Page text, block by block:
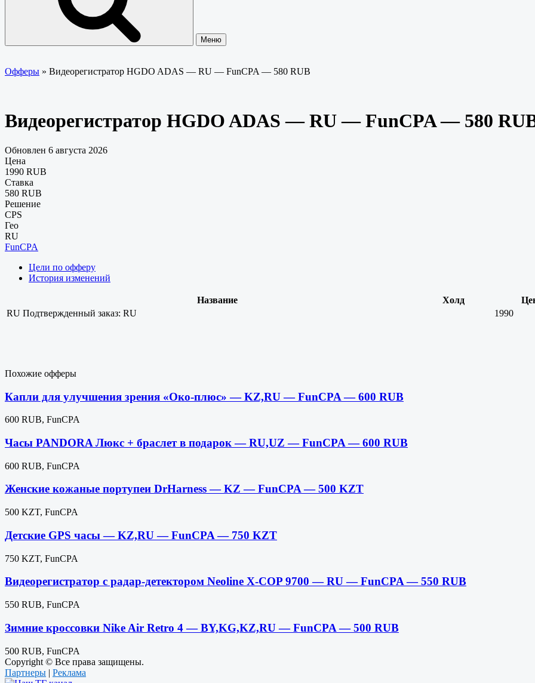
Меню
Офферы » Видеорегистратор HGDO ADAS — RU — FunCPA — 580 RUB
Видеорегистратор HGDO ADAS — RU — FunCPA — 580
Обновлен 6 августа 2026
Цена
1990 RUB
Ставка
580 RUB
Решение
CPS
Гео
RU
FunCPA
Цели по офферу
История изменений
Название Холд
RU Подтвержденный заказ: RU 1990
Похожие офферы
Капли для улучшения зрения «Око-плюс» — KZ,RU — FunCPA — 600 RUB
600 RUB, FunCPA
Часы PANDORA Люкс + браслет в подарок — RU,UZ — FunCPA — 600 RUB
600 RUB, FunCPA
Женские кожаные портупеи DrHarness — KZ — FunCPA — 500 KZT
500 KZT, FunCPA
Детские GPS часы — KZ,RU — FunCPA — 750 KZT
750 KZT, FunCPA
Видеорегистратор с радар-детектором Neoline X-COP 9700 — RU — FunCPA — 550 RUB
550 RUB, FunCPA
Зимние кроссовки Nike Air Retro 4 — BY,KG,KZ,RU — FunCPA — 500 RUB
500 RUB, FunCPA
Copyright © Все права защищены.
Партнеры | Реклама